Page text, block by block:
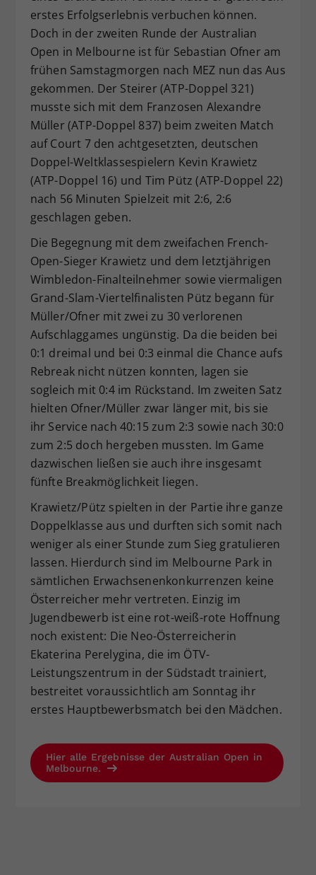
erstes Erfolgserlebnis verbuchen können.
Doch in der zweiten Runde der Australian
Open in Melbourne ist für Sebastian Ofner am
frühen Samstagmorgen nach MEZ nun das Aus
gekommen. Der Steirer (ATP-Doppel 321)
musste sich mit dem Franzosen Alexandre
Müller (ATP-Doppel 837) beim zweiten Match
auf Court 7 den achtgesetzten, deutschen
Doppel-Weltklassespielern Kevin Krawietz
(ATP-Doppel 16) und Tim Pütz (ATP-Doppel 22)
nach 56 Minuten Spielzeit mit 2:6, 2:6
geschlagen geben.
Die Begegnung mit dem zweifachen French-
Open-Sieger Krawietz und dem letztjährigen
Wimbledon-Finalteilnehmer sowie viermaligen
Grand-Slam-Viertelfinalisten Pütz begann für
Müller/Ofner mit zwei zu 30 verlorenen
Aufschlaggames ungünstig. Da die beiden bei
0:1 dreimal und bei 0:3 einmal die Chance aufs
Rebreak nicht nützen konnten, lagen sie
sogleich mit 0:4 im Rückstand. Im zweiten Satz
hielten Ofner/Müller zwar länger mit, bis sie
ihr Service nach 40:15 zum 2:3 sowie nach 30:0
zum 2:5 doch hergeben mussten. Im Game
dazwischen ließen sie auch ihre insgesamt
fünfte Breakmöglichkeit liegen.
Krawietz/Pütz spielten in der Partie ihre ganze
Doppelklasse aus und durften sich somit nach
weniger als einer Stunde zum Sieg gratulieren
lassen. Hierdurch sind im Melbourne Park in
sämtlichen Erwachsenenkonkurrenzen keine
Österreicher mehr vertreten. Einzig im
Jugendbewerb ist eine rot-weiß-rote Hoffnung
noch existent: Die Neo-Österreicherin
Ekaterina Perelygina, die im ÖTV-
Leistungszentrum in der Südstadt trainiert,
bestreitet voraussichtlich am Sonntag ihr
erstes Hauptbewerbsmatch bei den Mädchen.
Hier alle Ergebnisse der Australian Open in
Melbourne.
Zweck
Dieser Wert speichert Ihre Consent-
Einstellungen. Unter anderem eine
zufällig generierte ID, für die
historische Speicherung Ihrer
vorgenommen Einstellungen, falls der
Webseiten-Betreiber dies eingestellt
hat.